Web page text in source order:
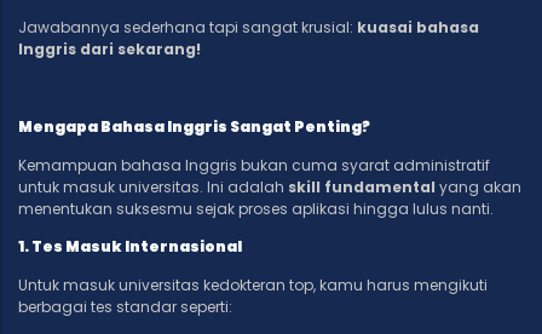
Jawabannya sederhana tapi sangat krusial: kuasai bahasa
Inggris dari sekarang!
Mengapa Bahasa Inggris Sangat Penting?
Kemampuan bahasa Inggris bukan cuma syarat administratif
untuk masuk universitas. Ini adalah skill fundamental yang akan
menentukan suksesmu sejak proses aplikasi hingga lulus nanti.
1. Tes Masuk Internasional
Untuk masuk universitas kedokteran top, kamu harus mengikuti
berbagai tes standar seperti: